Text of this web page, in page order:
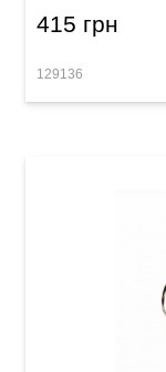
415 грн
129136